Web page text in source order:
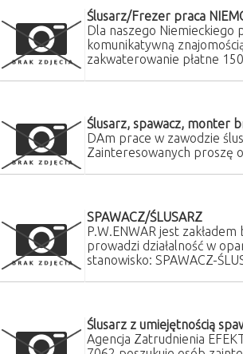
Ślusarz/Frezer praca
Dla naszego
komunikatywną
zakwaterowanie płatne
Ślusarz, spawacz, monter
DAm prace w zawodzie
Zainteresowanych proszę
SPAWACZ/ŚLUSARZ
P.W.ENWAR jest
prowadzi działalność w
stanowisko: SPAWACZ-
Ślusarz z umiejętnością
Agencja Zatrudnienia